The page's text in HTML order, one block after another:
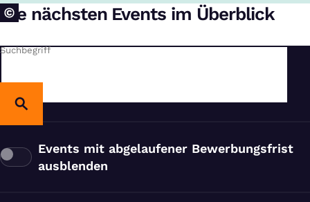
Die nächsten Events im Überblick
Suchbegriff
Events mit abgelaufener Bewerbungsfrist
ausblenden